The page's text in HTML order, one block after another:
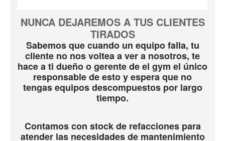
NUNCA DEJAREMOS A TUS CLIENTES
TIRADOS
Sabemos que cuando un equipo falla, tu
cliente no nos voltea a ver a nosotros, te
hace a ti dueño o gerente de el gym el único
responsable de esto y espera que no
tengas equipos descompuestos por largo
tiempo.
Contamos con stock de refacciones para
atender las necesidades de mantenimiento